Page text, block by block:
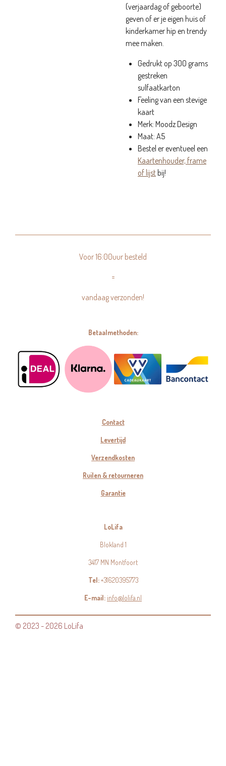
(verjaardag of geboorte)
geven of er je eigen huis of
kinderkamer hip en trendy
mee maken.
Gedrukt op 300 grams
gestreken
sulfaatkarton
Feeling van een stevige
kaart
Merk: Moodz Design
Maat: A5
Bestel er eventueel een
Kaartenhouder, frame
of lijst bij!
Voor 16:00uur besteld
=
vandaag verzonden!
Betaalmethoden:
Contact
Levertijd
Verzendkosten
Ruilen & retourneren
Garantie
LoLifa
Blokland 1
3417 MN Montfoort
Tel:+31620395773
E-mail:info@lolifa.nl
© 2023 - 2026 LoLifa